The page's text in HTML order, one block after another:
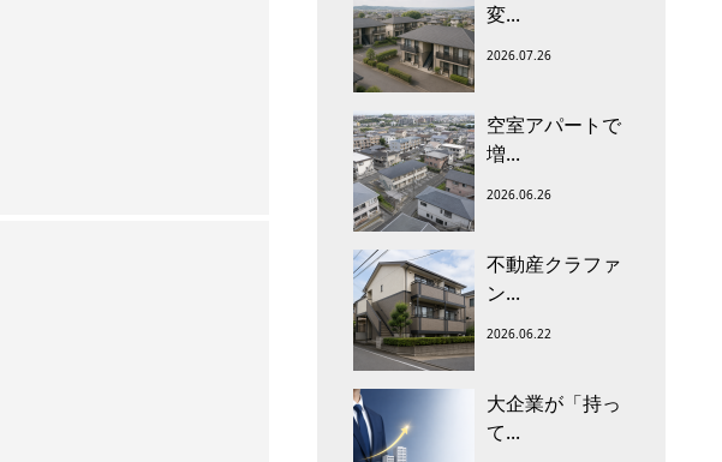
変...
2026.07.26
空室アパートで
増...
2026.06.26
不動産クラファ
ン...
2026.06.22
大企業が「持っ
て...